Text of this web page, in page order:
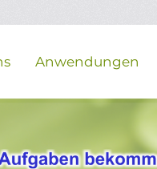
Anwendungen